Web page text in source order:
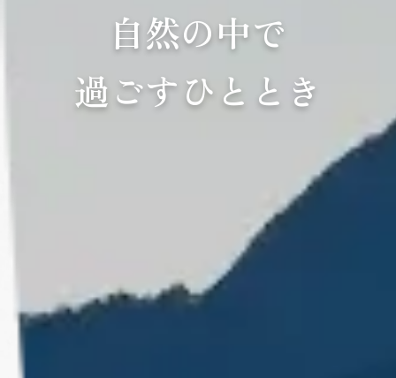
自然の中で
過ごすひととき